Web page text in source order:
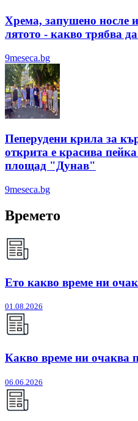
Хрема, запушено носле
лятотo - какво трябва
9meseca.bg
Пеперудени крила за
открита е красива
площад "Дунав"
9meseca.bg
Времето
Ето какво време ни
01.08.2026
Какво време ни очаква
06.06.2026